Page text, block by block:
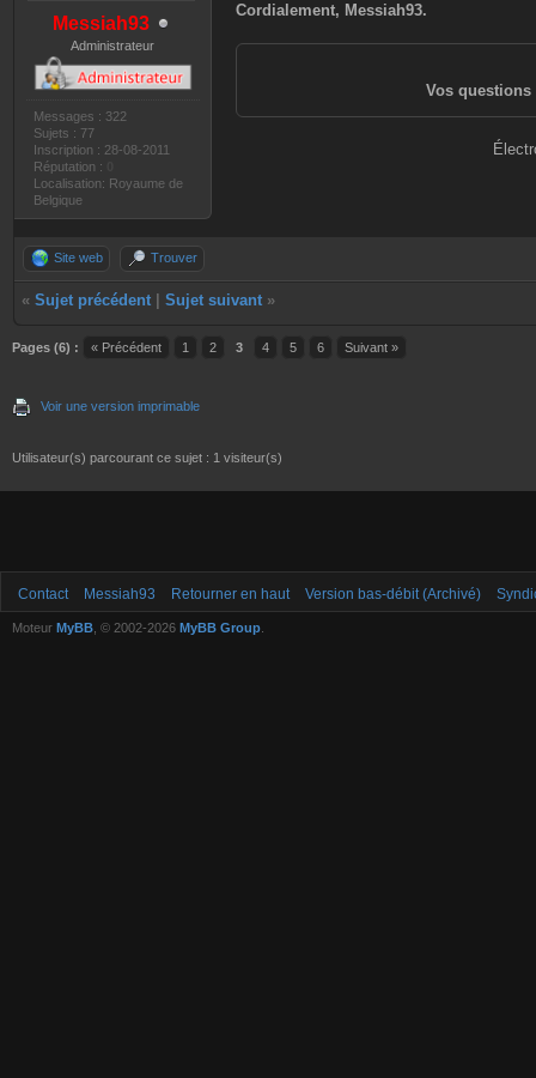
Messiah93
Administrateur
Messages : 322
Sujets : 77
Inscription : 28-08-2011
Réputation :
Localisation: Royaume de
Belgique
Cordialement, Messiah93.
Vos questions
Site web Trouver
« Sujet précédent Sujet suivant »
Pages (6) : « Précédent 1 2 3 4 5 6 Suivant »
Voir une version imprimable
Utilisateur(s) parcourant ce sujet : 1 visiteur(s)
Contact Messiah93 Retourner en haut Version bas-débit (Archivé)
Moteur MyBB , © 2002-2026 MyBB Group